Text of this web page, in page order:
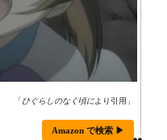
「ひぐらしのなく頃により引用」
Amazon で検索 ▶